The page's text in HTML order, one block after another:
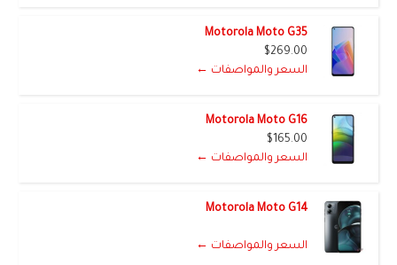
Motorola Moto G35
$269.00
السعر والمواصفات ←
Motorola Moto G16
$165.00
السعر والمواصفات ←
Motorola Moto G14
السعر والمواصفات ←